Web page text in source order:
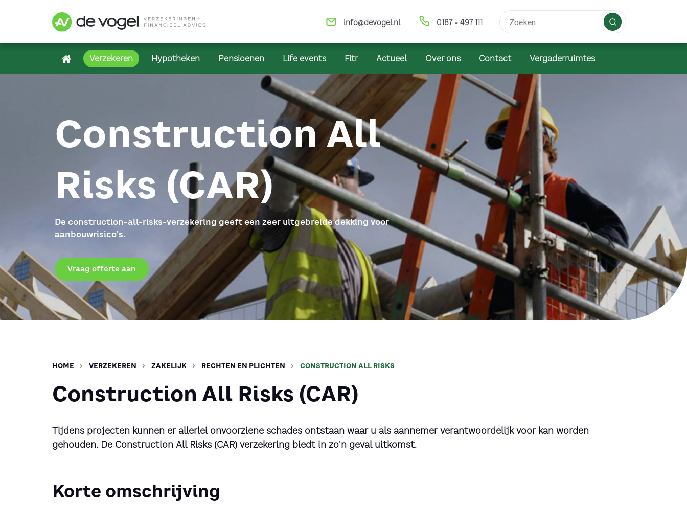
info@devogel.nl 0187 - 497 111
Verzekeren Hypotheken Pensioenen Life events Fitr Actueel Over ons Contact Vergaderruimtes
Construction All
Risks (CAR)
De construction-all-risks-verzekering geeft een zeer uitgebreide dekking voor
aanbouwrisico's.
Vraag offerte aan
HOME VERZEKEREN ZAKELIJK RECHTEN EN PLICHTEN CONSTRUCTION ALL RISKS
Construction All Risks (CAR)
Tijdens projecten kunnen er allerlei onvoorziene schades ontstaan waar u als aannemer verantwoordelijk voor kan worden
gehouden. De Construction All Risks (CAR) verzekering biedt in zo'n geval uitkomst.
Korte omschrijving